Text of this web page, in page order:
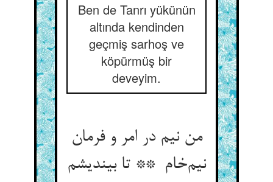
Ben de Tanrı yükünün
altında kendinden
geçmiş sarhoş ve
köpürmüş bir
deveyim.
من نیم در امر و فرمان
نیم‌خام ** تا بیندیشم